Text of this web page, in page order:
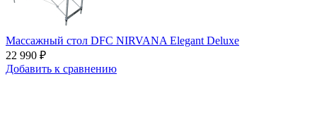
Массажный стол DFC NIRVANA Elegant Deluxe
22 990 ₽
Добавить к сравнению